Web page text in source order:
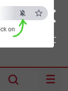
×
ESC
on
31°C
☰